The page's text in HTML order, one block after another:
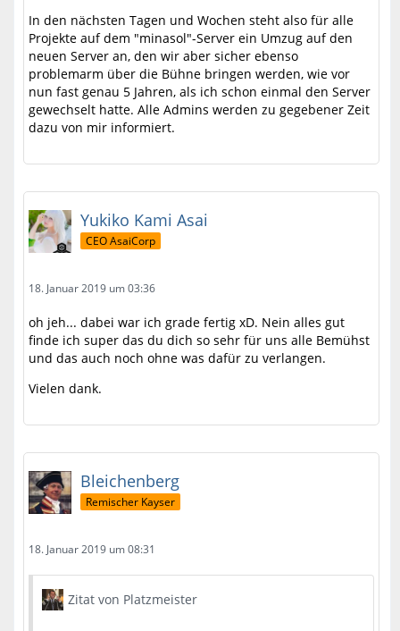
In den nächsten Tagen und Wochen steht also für alle
Projekte auf dem "minasol"-Server ein Umzug auf den
neuen Server an, den wir aber sicher ebenso
problemarm über die Bühne bringen werden, wie vor
nun fast genau 5 Jahren, als ich schon einmal den Server
gewechselt hatte. Alle Admins werden zu gegebener Zeit
dazu von mir informiert.
Yukiko Kami Asai
CEO AsaiCorp
18. Januar 2019 um 03:36
oh jeh... dabei war ich grade fertig xD. Nein alles gut
finde ich super das du dich so sehr für uns alle Bemühst
und das auch noch ohne was dafür zu verlangen.
Vielen dank.
Bleichenberg
Remischer Kayser
18. Januar 2019 um 08:31
Zitat von Platzmeister